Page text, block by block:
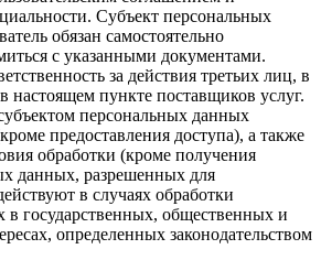
Субъект персональных
обязан самостоятельно
с указанными документами.
за действия третьих лиц, в
настоящем пункте поставщиков услуг.
персональных данных
предоставления доступа), а также
обработки (кроме получения
данных, разрешенных для
в случаях обработки
в государственных, общественных и
определенных законодательством